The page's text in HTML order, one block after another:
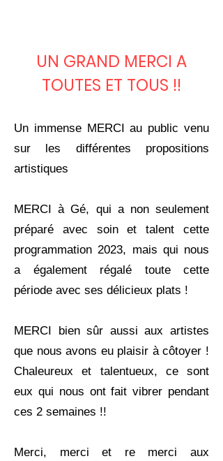
UN GRAND MERCI A
TOUTES ET TOUS !!
Un immense MERCI au public venu
sur les différentes propositions
artistiques
MERCI àGé, qui a non seulement
préparé avec soin et talent cette
programmation 2023, mais qui nous
a également régalé toute cette
période avec ses délicieux plats !
MERCI bien sûr aussi aux artistes
que nous avons eu plaisir à côtoyer !
Chaleureux et talentueux, ce sont
eux qui nous ont fait vibrer pendant
ces 2 semaines !!
Merci, merci et re merci aux